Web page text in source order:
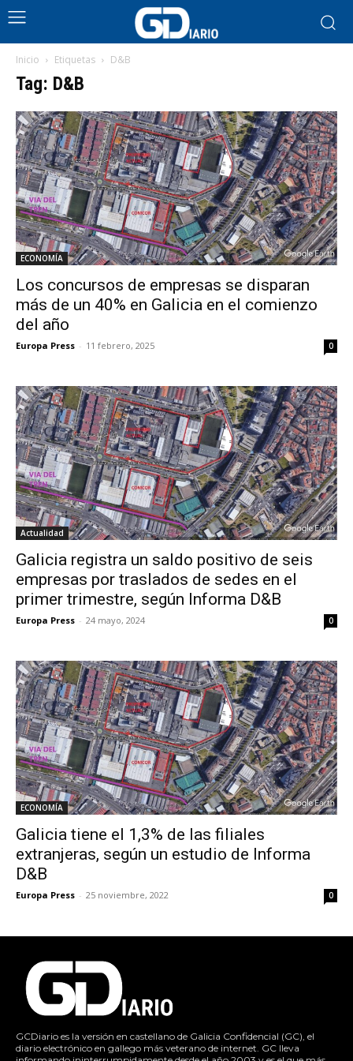
Inicio Etiquetas D&B
Tag: D&B
ECONOMÍA
Los concursos de empresas se disparan
más de un 40% en Galicia en el comienzo
del año
Europa Press - 11 febrero, 2025 0
Actualidad
Galicia registra un saldo positivo de seis
empresas por traslados de sedes en el
primer trimestre, según Informa D&B
Europa Press - 24 mayo, 2024 0
ECONOMÍA
Galicia tiene el 1,3% de las filiales
extranjeras, según un estudio de Informa
D&B
Europa Press - 25 noviembre, 2022 0
GCDiario es la versión en castellano de Galicia Confidencial (GC), el
diario electrónico en gallego más veterano de internet. GC lleva